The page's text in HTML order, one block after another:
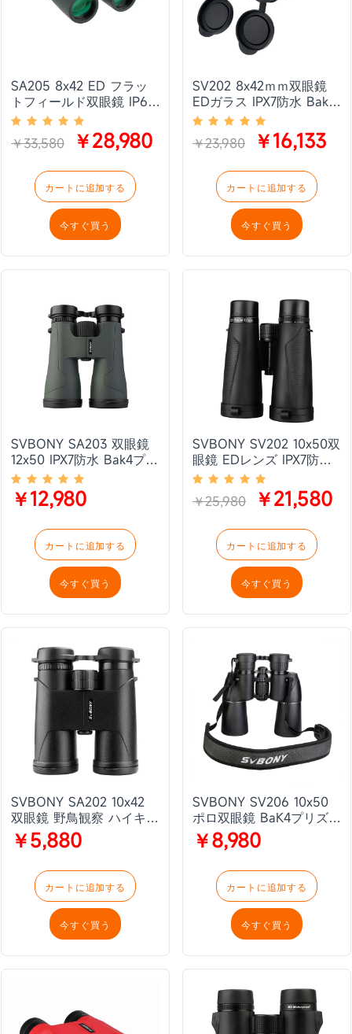
SA205 8x42 ED フラッ
トフィールド双眼鏡 IP67
防水および Bak4 プリズ
ム 野鳥観察 自然観察
￥33,580 ￥28,980
カートに追加する
今すぐ買う
SV202 8x42ｍｍ双眼鏡
EDガラス IPX7防水 Bak-4
プリズム 野鳥観察 バード
ウォッチング向け
￥23,980 ￥16,133
カートに追加する
今すぐ買う
SVBONY SA203 双眼鏡
12x50 IPX7防水 Bak4プリ
ズム付き FMC多層コー
ティングレンズ
￥12,980
カートに追加する
今すぐ買う
SVBONY SV202 10x50双
眼鏡 EDレンズ IPX7防水
Bak-4プリズム バードウ
ォッチング コンサート 競
技会 ハイキング
￥25,980 ￥21,580
カートに追加する
今すぐ買う
SVBONY SA202 10x42
双眼鏡 野鳥観察 ハイキン
グ コンサート 観戦 野生
生物や自然観察向き
￥5,880
カートに追加する
今すぐ買う
SVBONY SV206 10x50
ポロ双眼鏡 BaK4プリズ
ム 広角
￥8,980
カートに追加する
今すぐ買う